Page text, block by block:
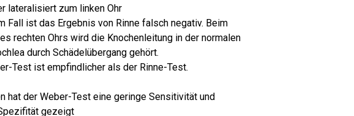
lateralisiert zum linken Ohr
Fall ist das Ergebnis von Rinne falsch negativ. Beim
rechten Ohrs wird die Knochenleitung in der normalen
durch Schädelübergang gehört.
Test ist empfindlicher als der Rinne-Test.
hat der Weber-Test eine geringe Sensitivität und
gezeigt